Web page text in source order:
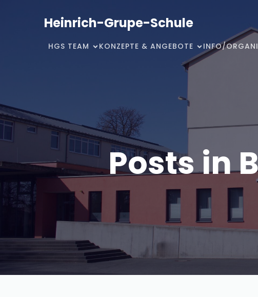
Heinrich-Grupe-Schule
HGS TEAM KONZEPTE & ANGEBOTE INFO/
Posts in